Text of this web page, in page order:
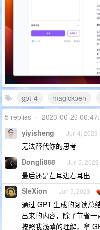
gpt-4 magickpen
5 replies • 2023-06-26
yiyisheng Jun 4, 2023
无法替代你的思考
Dongli888 Jun 5, 2023
最后还是左耳进右耳出
SleXion Jun 5, 2023
通过 GPT 生成的阅读总
出来的内容，除了节省一
按照我浅薄的理解，拿